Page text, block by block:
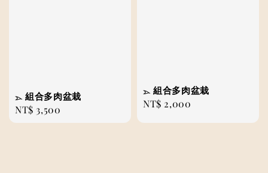
𓂄 組合多肉盆栽
Regular
price
NT$ 3,500
𓂄 組合多肉盆栽
Regular
NT$ 2,000